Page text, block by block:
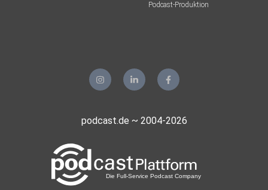
Podcast-Produktion
podcast.de ~ 2004-2026